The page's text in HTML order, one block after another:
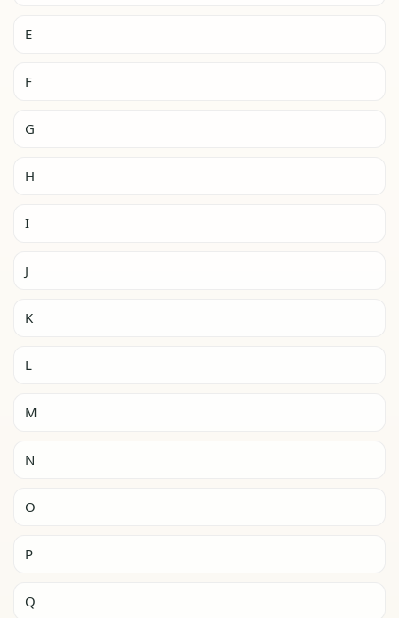
E
F
G
H
I
J
K
L
M
N
O
P
Q